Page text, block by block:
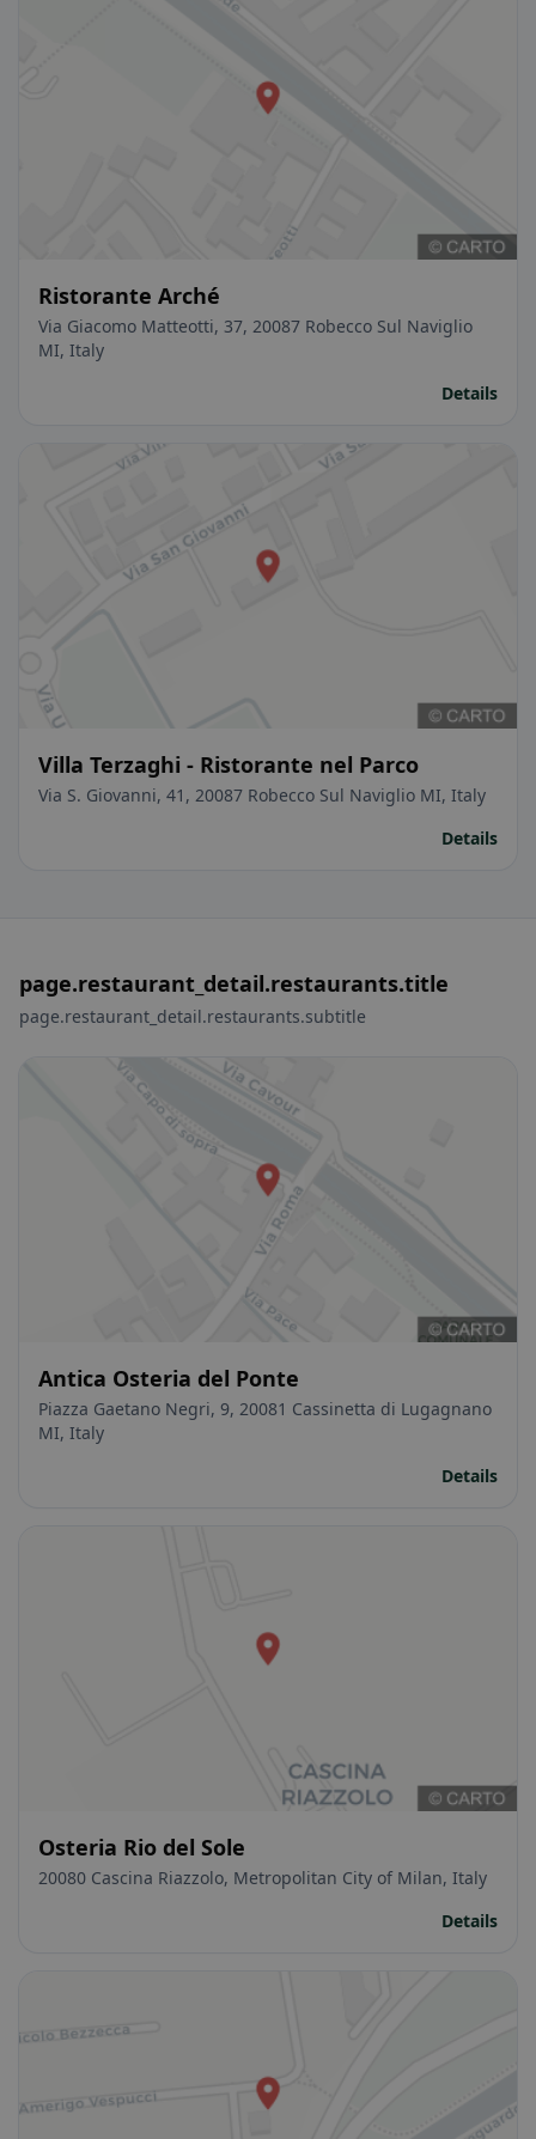
Ristorante Arché
Via Giacomo Matteotti, 37, 20087 Robecco Sul Naviglio
MI, Italy
Details
Villa Terzaghi - Ristorante nel Parco
Via S. Giovanni, 41, 20087 Robecco Sul Naviglio MI, Italy
Details
page.restaurant_detail.restaurants.title
page.restaurant_detail.restaurants.subtitle
Antica Osteria del Ponte
Piazza Gaetano Negri, 9, 20081 Cassinetta di Lugagnano
MI, Italy
Details
Osteria Rio del Sole
20080 Cascina Riazzolo, Metropolitan City of Milan, Italy
Details